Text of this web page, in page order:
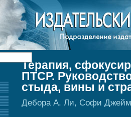
Терапия,
ПТСР.
стыда, вины и
Дебора А. Ли, Софи